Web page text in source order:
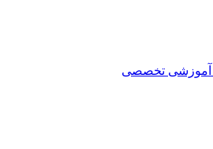
آموزشی تخصصی